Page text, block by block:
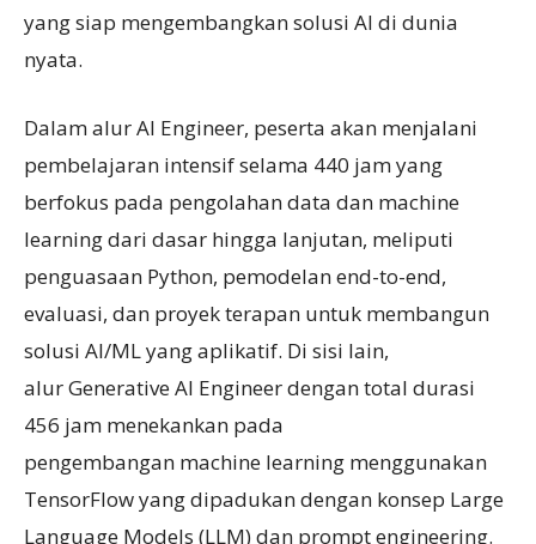
yang siap mengembangkan solusi AI di dunia
nyata.
Dalam alur AI Engineer, peserta akan menjalani
pembelajaran intensif selama 440 jam yang
berfokus pada pengolahan data dan machine
learning dari dasar hingga lanjutan, meliputi
penguasaan Python, pemodelan end-to-end,
evaluasi, dan proyek terapan untuk membangun
solusi AI/ML yang aplikatif. Di sisi lain,
alur Generative AI Engineer dengan total durasi
456 jam menekankan pada
pengembangan machine learning menggunakan
TensorFlow yang dipadukan dengan konsep Large
Language Models (LLM) dan prompt engineering.